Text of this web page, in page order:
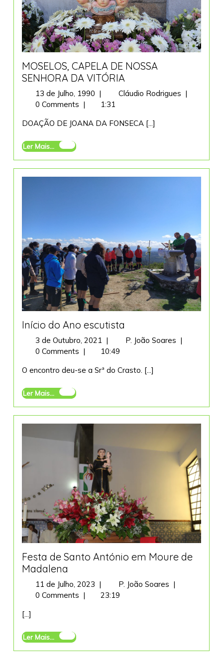
MOSELOS, CAPELA DE NOSSA
SENHORA DA VITÓRIA
13 de Julho, 1990 13
de
1990
| Cláudio Rodrigues MOSELOS,
VITÓRIA
|
0 Comments |
1:31
DOAÇÃO DE JOANA DA FONSECA [...]
Ler Mais... Ler
Início do Ano escutista
3 de Outubro, 2021 3
de
2021
| P. João Soares Início
|
0 Comments |
10:49
O encontro deu-se a Srª do Crasto. [...]
Ler Mais... Ler
Festa de Santo António em Moure de
Madalena
11 de Julho, 2023 11
de
| P. João Soares Festa
de
|
0 Comments |
23:19
[...]
Ler Mais... Ler